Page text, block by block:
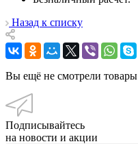
Назад к списку
Вы ещё не смотрели товары
Подписывайтесь
на новости и акции